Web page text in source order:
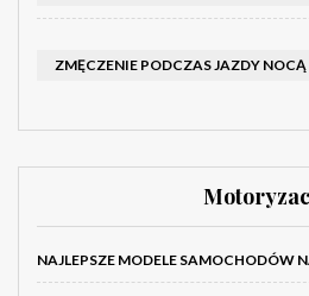
NAJLEPSZE MODELE SAMOCHODÓW